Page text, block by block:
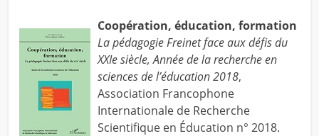
Coopération, éducation, formation
La pédagogie Freinet face aux défis du
XXIe siècle, Année de la recherche en
sciences de l’éducation 2018,
Association Francophone
Internationale de Recherche
Scientifique en Éducation n° 2018.